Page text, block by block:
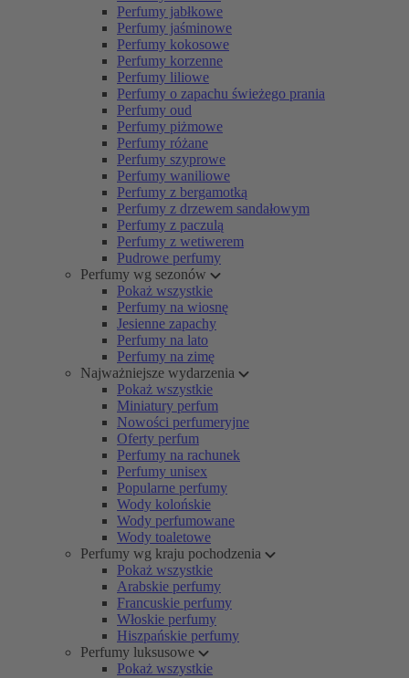
Perfumy jabłkowe
Perfumy jaśminowe
Perfumy kokosowe
Perfumy korzenne
Perfumy liliowe
Perfumy o zapachu świeżego prania
Perfumy oud
Perfumy piżmowe
Perfumy różane
Perfumy szyprowe
Perfumy waniliowe
Perfumy z bergamotką
Perfumy z drzewem sandałowym
Perfumy z paczulą
Perfumy z wetiwerem
Pudrowe perfumy
Perfumy wg sezonów
Pokaż wszystkie
Perfumy na wiosnę
Jesienne zapachy
Perfumy na lato
Perfumy na zimę
Najważniejsze wydarzenia
Pokaż wszystkie
Miniatury perfum
Nowości perfumeryjne
Oferty perfum
Perfumy na rachunek
Perfumy unisex
Popularne perfumy
Wody kolońskie
Wody perfumowane
Wody toaletowe
Perfumy wg kraju pochodzenia
Pokaż wszystkie
Arabskie perfumy
Francuskie perfumy
Włoskie perfumy
Hiszpańskie perfumy
Perfumy luksusowe
Pokaż wszystkie